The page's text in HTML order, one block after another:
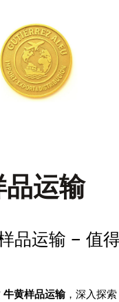
运输
品运输 – 值
牛黄样品运输 ，深入探索